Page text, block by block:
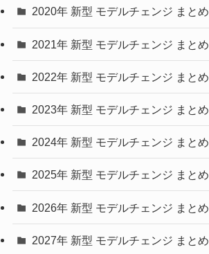
(10)
(9)
(22)
(4)
(9)
(4)
2020年 新型 モデルチェンジ まとめ
2021年 新型 モデルチェンジ まとめ
2022年 新型 モデルチェンジ まとめ
2023年 新型 モデルチェンジ まとめ
2024年 新型 モデルチェンジ まとめ
2025年 新型 モデルチェンジ まとめ
2026年 新型 モデルチェンジ まとめ
2027年 新型 モデルチェンジ まとめ